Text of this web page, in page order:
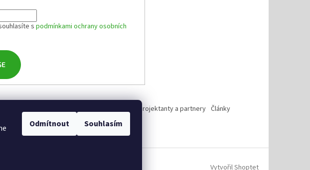
Odmítnout Souhlasím
s podmínkami ochrany osobních
Pro projektanty a partnery Články
Vytvořil Shoptet